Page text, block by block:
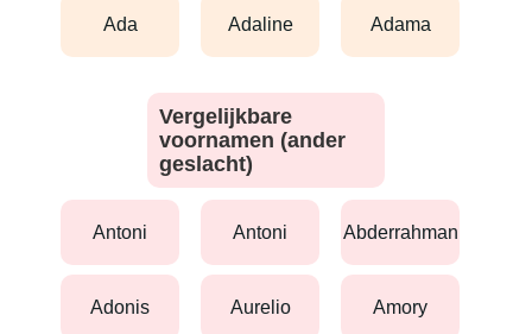
ada adaline adama
Vergelijkbare
voornamen (ander
geslacht)
antoni antoni abderrahman
adonis aurelio amory